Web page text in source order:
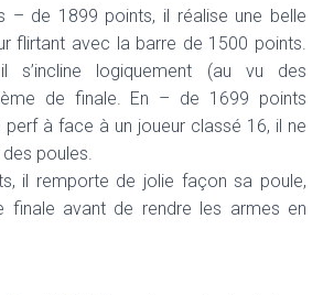
– de 1899 points, il réalise une belle
flirtant avec la barre de 1500 points.
s’incline logiquement (au vu des
de finale. En – de 1699 points
perf à face à un joueur classé 16, il ne
poules.
il remporte de jolie façon sa poule,
finale avant de rendre les armes en